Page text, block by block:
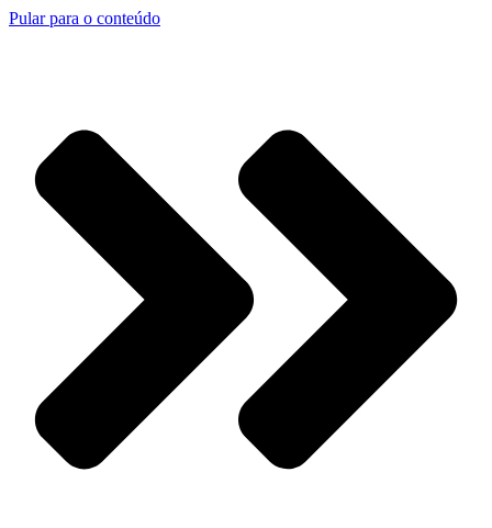
Pular para o conteúdo